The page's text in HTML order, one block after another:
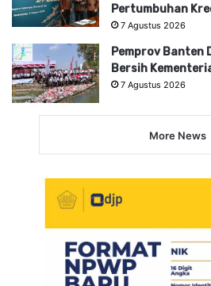
Pertumbuhan
7 Agustus 2026
Pemprov Banten
Bersih
7 Agustus 2026
More News